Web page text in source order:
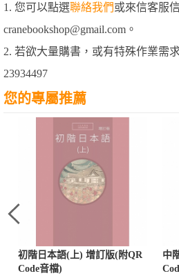
1. 您可以點選聯絡我們或來信客服
cranebookshop@gmail.com。
2. 若欲大量購書，或有特殊作業需
23934497
您的專屬推薦
初階日本語(上) 增訂版(附QR
Code音檔)
中